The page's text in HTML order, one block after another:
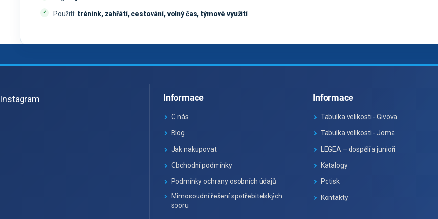
Použití: trénink, zahřátí, cestování, volný čas, týmové využití
á
pInstagram Informace
O nás
Blog
Jak nakupovat
Obchodní podmínky
Podmínky ochrany osobních údajů
Mimosoudní řešení spotřebitelských
sporu
Informace
Tabulka velikosti - Givova
Tabulka velikosti - Joma
LEGEA – dospělí a junioři
Katalogy
Potisk
Kontakty